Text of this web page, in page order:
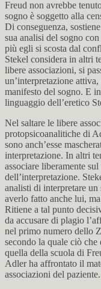
Freud non avrebbe
sogno è soggetto alla
Di conseguenza,
sua analisi del sogno
più egli si scosta dal
Stekel considera in altri
libere associazioni, si
un’interpretazione
manifesto del sogno. E
linguaggio dell’eretico
Nel saltare le libere
protopsicoanalitiche di
sono anch’esse
interpretazione. In altri
associare liberamente
dell’interpretazione.
analisti di interpretare un
averlo fatto anche lui,
Ritiene a tal punto
da accusare di plagio
nel primo numero dello
secondo la quale ciò
quella della scuola di
Adler ha affrontato il
associazioni del paziente.